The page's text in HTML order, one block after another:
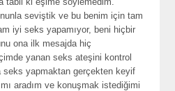
seviştik ve bu benim için tam
iyi seks yapamıyor, beni hiçbir
ona ilk mesajda hiç
yanan seks ateşini kontrol
seks yapmaktan gerçekten keyif
aradım ve konuşmak istediğimi